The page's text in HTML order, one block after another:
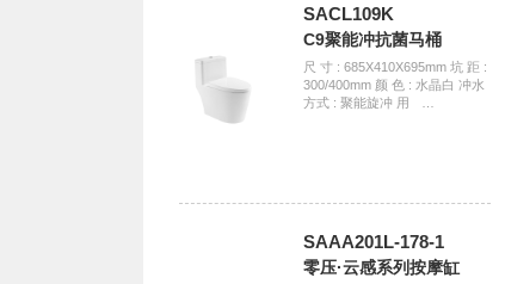
SACL109K
C9聚能冲抗菌马桶
尺 寸 : 685X410X695mm 坑 距 :
300/400mm 颜 色 : 水晶白 冲水
方式 : 聚能旋冲 用ﾠ…
SAAA201L-178-1
零压·云感系列按摩缸